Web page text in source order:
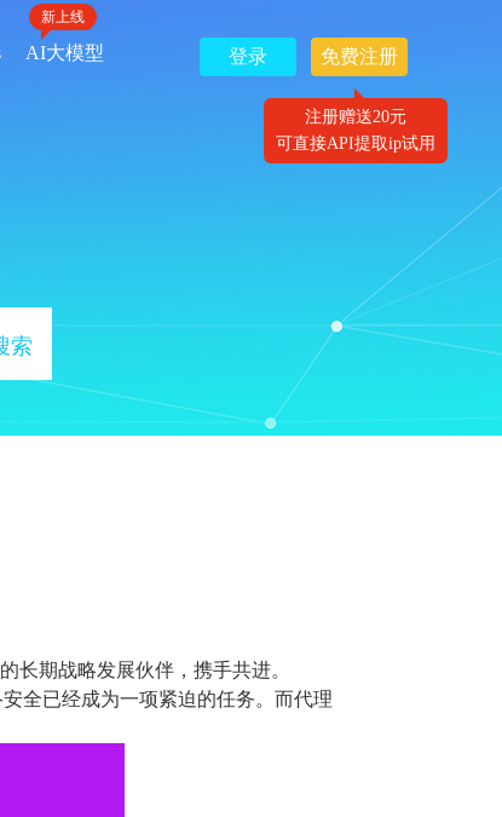
新上线
AI大模型 登录
注册赠送20元
可直接API提取ip试用
免费注册
索
长期战略发展伙伴，携手共进。
全已经成为一项紧迫的任务。而代理